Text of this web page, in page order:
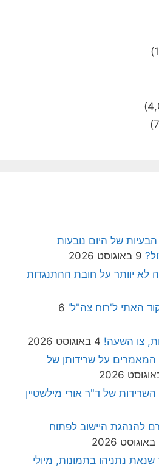
של היום נובעות
9 באוגוסט 2026
לא יוותר על חובת ההתנגדות
האתי ל'רוח צה"ל' 6
צו השעה! 4 באוגוסט 2026
המאמרים על שרידותן של
של ד"ר אורי מילשטיין
להנהגת היישוב לפתוח
נתניהו בתמונות, מיולי